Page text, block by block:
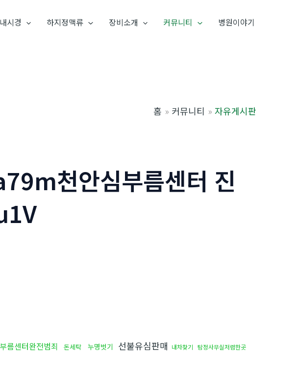
시경 하지정맥류 장비소개 커뮤니티 병원이야기
홈 커뮤니티 자유게시판
천안심부름센터 진
름센터완전범죄 돈세탁 누명벗기 선불유심판매 내차찾기 탐정사무실저렴한곳